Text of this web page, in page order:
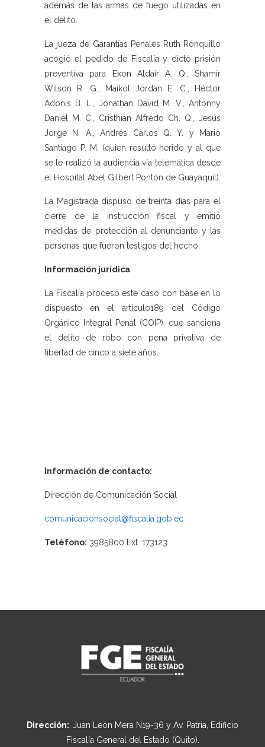
además de las armas de fuego utilizadas en
el delito.
La jueza de Garantías Penales Ruth Ronquillo
acogió el pedido de Fiscalía y dictó prisión
preventiva para Exon Aldair A. Q., Shamir
Wilson R. G., Maikol Jordan E. C., Héctor
Adonis B. L., Jonathan David M. V., Antonny
Daniel M. C., Cristhian Alfredo Ch. Q., Jesús
Jorge N. A., Andrés Carlos Q. Y. y Mario
Santiago P. M. (quien resultó herido y al que
se le realizó la audiencia vía telemática desde
el Hospital Abel Gilbert Pontón de Guayaquil).
La Magistrada dispuso de treinta días para el
cierre de la instrucción fiscal y emitió
medidas de protección al denunciante y las
personas que fueron testigos del hecho.
Información jurídica
La Fiscalía procesó este caso con base en lo
dispuesto en el artículo189 del Código
Orgánico Integral Penal (COIP), que sanciona
el delito de robo con pena privativa de
libertad de cinco a siete años.
Información de contacto:
Dirección de Comunicación Social
comunicacionsocial@fiscalia.gob.ec
Teléfono: 3985800 Ext. 173123
Dirección: Juan León Mera N19-36 y Av. Patria, Edificio
Fiscalía General del Estado (Quito).